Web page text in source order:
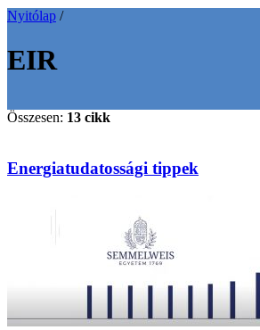
Nyitólap /
EIR
Összesen: 13 cikk
Energiatudatossági tippek